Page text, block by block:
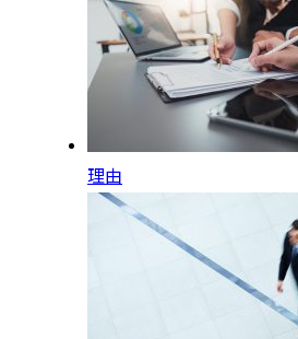
理由